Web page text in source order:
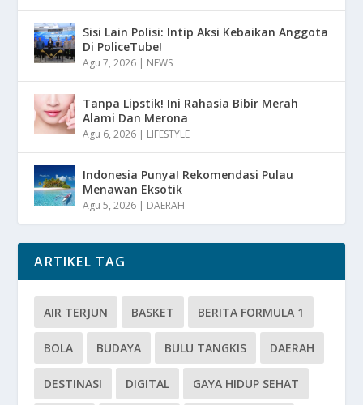
Sisi Lain Polisi: Intip Aksi Kebaikan Anggota
Di PoliceTube!
Agu 7, 2026 | NEWS
Tanpa Lipstik! Ini Rahasia Bibir Merah
Alami Dan Merona
Agu 6, 2026 | LIFESTYLE
Indonesia Punya! Rekomendasi Pulau
Menawan Eksotik
Agu 5, 2026 | DAERAH
ARTIKEL TAG
AIR TERJUN BASKET BERITA FORMULA 1
BOLA BUDAYA BULU TANGKIS DAERAH
DESTINASI DIGITAL GAYA HIDUP SEHAT